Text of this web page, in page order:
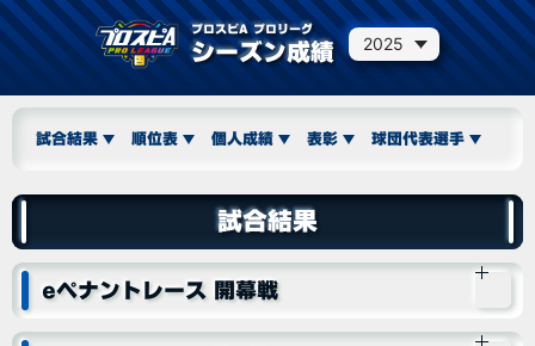
プロスピA プロリーグ
シーズン成績 2025
試合結果 順位表 個人成績 表彰 球団代表選手
試合結果
eペナントレース 開幕戦